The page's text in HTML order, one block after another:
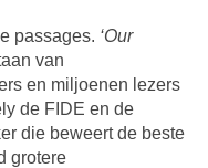
passages. ‘Our
van
en miljoenen lezers
de FIDE en de
die beweert de beste
grotere